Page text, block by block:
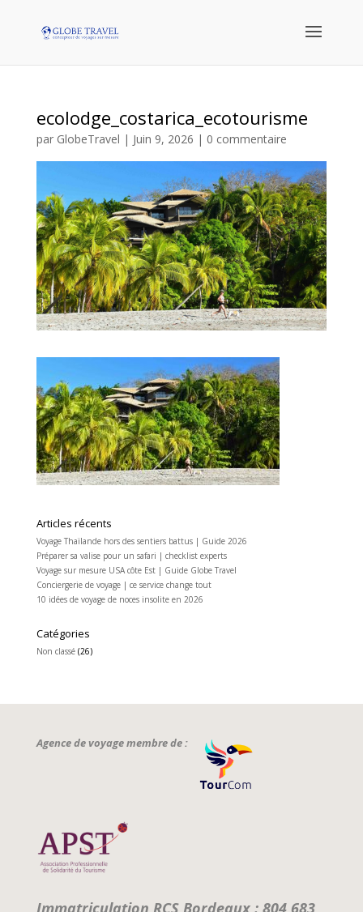
ecolodge_costarica_ecotourisme
par GlobeTravel | Juin 9, 2026 | 0 commentaire
Articles récents
Voyage Thaïlande hors des sentiers battus | Guide 2026
Préparer sa valise pour un safari | checklist experts
Voyage sur mesure USA côte Est | Guide Globe Travel
Conciergerie de voyage | ce service change tout
10 idées de voyage de noces insolite en 2026
Catégories
Non classé(26)
Agence de voyage membre de :
Immatriculation RCS Bordeaux : 804 683